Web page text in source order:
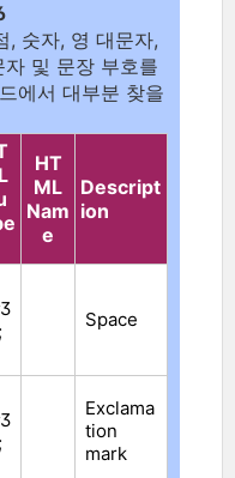
, 숫자, 영 대문자,
및 문장 부호를
에서 대부분 찾을
HT
ML
Nam
e
Descript
ion
Space
Exclama
tion
mark